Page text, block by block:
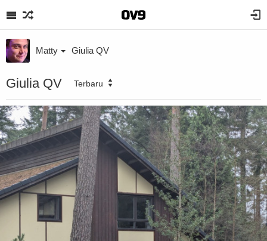
Matty Giulia QV
Giulia QV Terbaru